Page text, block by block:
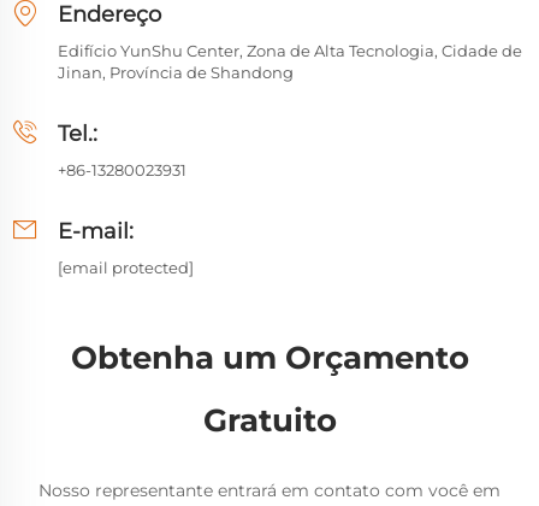
Endereço
Edifício YunShu Center, Zona de Alta Tecnologia, Cidade de
Jinan, Província de Shandong
Tel.:
+86-13280023931
E-mail:
[email protected]
Obtenha um Orçamento
Gratuito
Nosso representante entrará em contato com você em